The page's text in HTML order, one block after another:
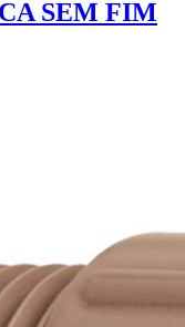
SEM FIM